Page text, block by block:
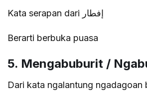
Kata serapan dari إفطار
Berarti berbuka puasa
5. Mengabuburit /
Dari kata ngalantung ngadagoan